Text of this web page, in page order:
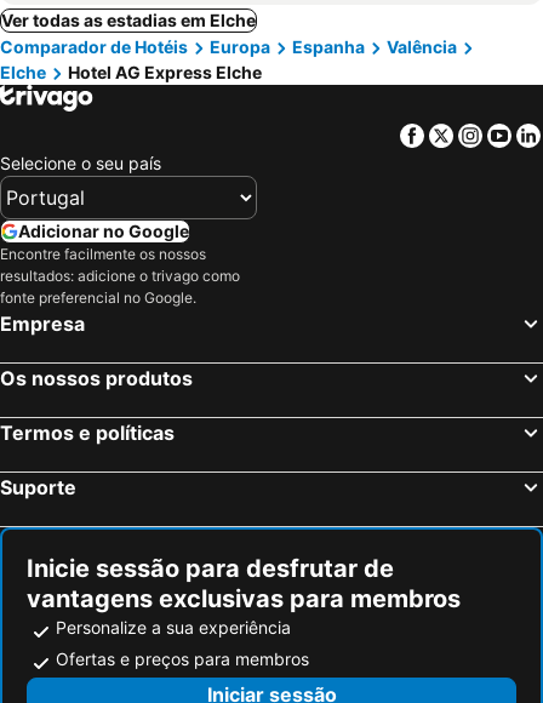
Ver todas as estadias em Elche
Comparador de Hotéis
Europa Espanha
Valência
Elche
Hotel AG Express Elche
Facebook
Twitter
Selecione o seu país
Adicionar no Google
Encontre facilmente os nossos
resultados: adicione o trivago como
fonte preferencial no Google.
Empresa
Os nossos produtos
Termos e políticas
Suporte
Inicie sessão para desfrutar de
vantagens exclusivas para membros
Personalize a sua experiência
Ofertas e preços para membros
Iniciar sessão